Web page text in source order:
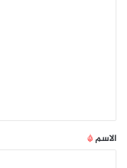
*
الاسم*